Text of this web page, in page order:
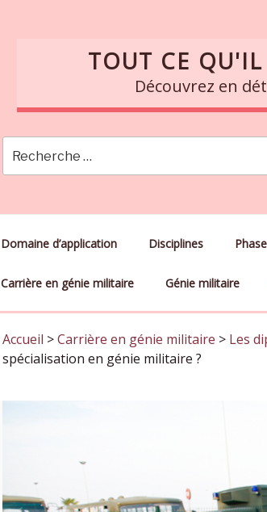
TOUT CE
Découvrez en
Domaine d’application Disciplines
Carrière en génie militaire Génie militaire
Accueil >Carrière en génie militaire > Les
spécialisation en génie militaire ?